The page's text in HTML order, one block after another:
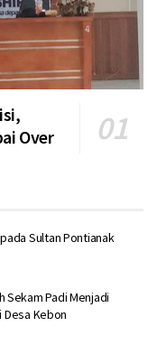
Over
Sultan Pontianak
Sekam Padi Menjadi
Desa Kebon